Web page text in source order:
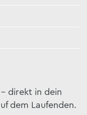
direkt in dein
dem Laufenden.